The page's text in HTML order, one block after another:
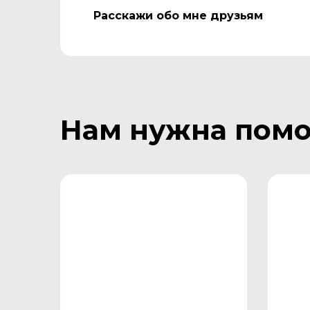
Расскажи обо мне друзьям
Нам нужна